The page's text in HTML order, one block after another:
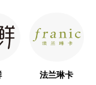
法兰琳卡